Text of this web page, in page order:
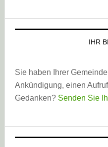
IHR
Sie haben Ihrer
Ankündigung, einen
Gedanken? Senden Sie